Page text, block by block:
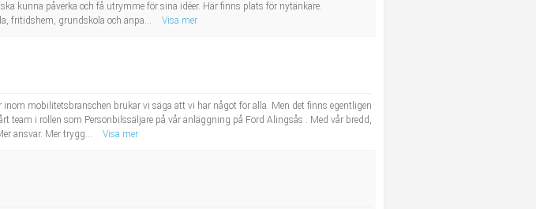
kunna påverka och få utrymme för sina idéer. Här finns plats för nytänkare.
fritidshem, grundskola och anpa...
Visa mer
mobilitetsbranschen brukar vi säga att vi har något för alla. Men det finns egentligen
team i rollen som Personbilssäljare på vår anläggning på Ford Alingsås . Med vår bredd,
ansvar. Mer trygg...
Visa mer